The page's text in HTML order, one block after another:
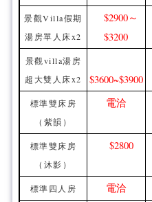
景觀Villa假期
湯房單人床x2
$2900～
$3200
景觀villa湯房
超大雙人床x2
$3600~$3900
標準雙床房
（紫韻）
電洽
標準雙床房
（沐影）
$2800
標準四人房 電洽